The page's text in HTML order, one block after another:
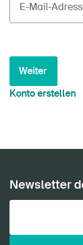
E-Mail-
Weiter
Konto erstellen
Newsletter